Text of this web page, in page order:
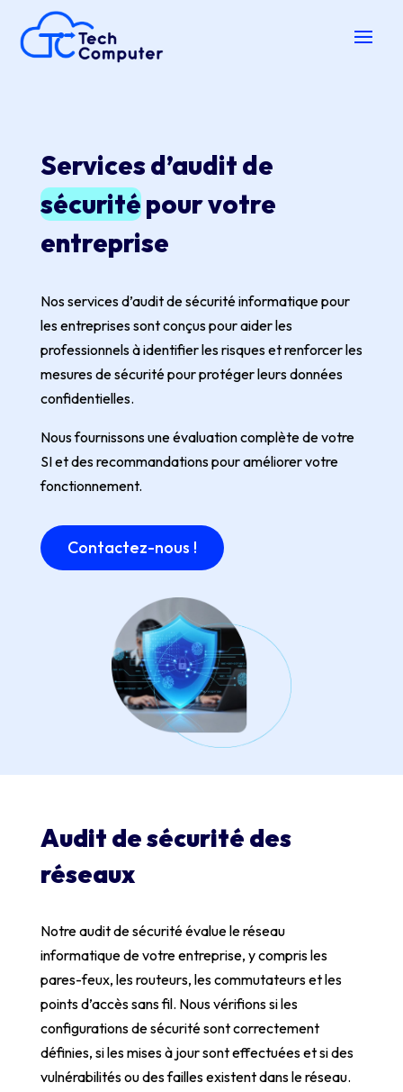
Services d’audit de
sécuritépour votre
entreprise
Nos services d’audit de sécurité informatique pour
les entreprises sont conçus pour aider les
professionnels à identifier les risques et renforcer les
mesures de sécurité pour protéger leurs données
confidentielles.
Nous fournissons une évaluation complète de votre
SI et des recommandations pour améliorer votre
fonctionnement.
Contactez-nous !
Audit de sécurité des
réseaux
Notre audit de sécurité évalue le réseau
informatique de votre entreprise, y compris les
pares-feux, les routeurs, les commutateurs et les
points d’accès sans fil. Nous vérifions si les
configurations de sécurité sont correctement
définies, si les mises à jour sont effectuées et si des
vulnérabilités ou des failles existent dans le réseau.